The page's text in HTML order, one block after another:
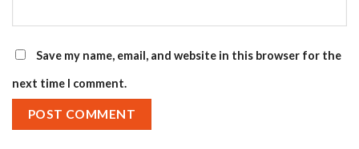
Save my name, email, and website in this browser for the
next time I comment.